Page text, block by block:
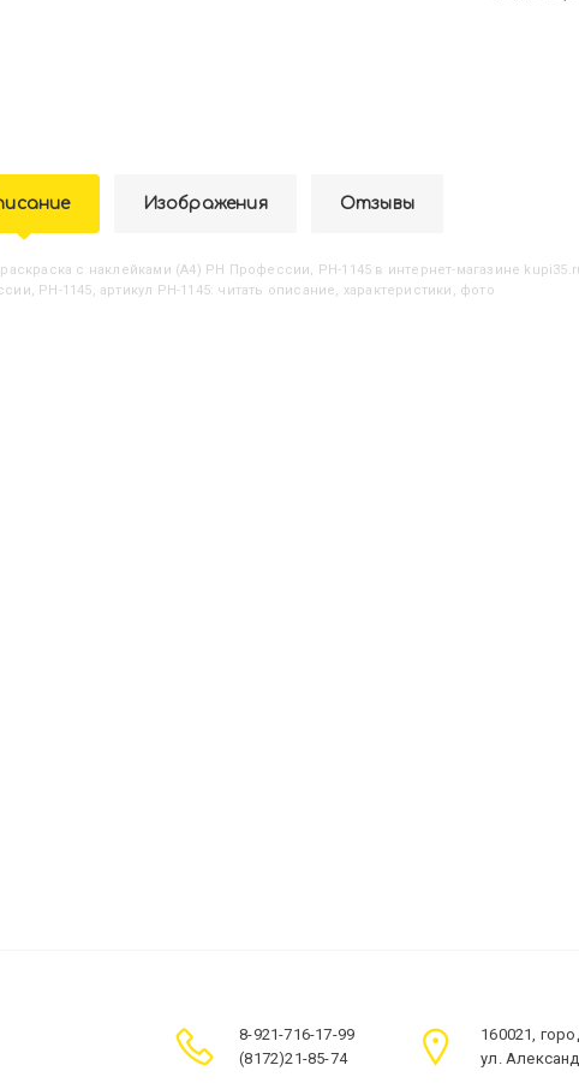
Изображения Отзывы
Раскраска с наклейками (А4) РН Профессии, РН-1145 в интернет-магазине
РН-1145, артикул РН-1145: читать описание, характеристики, фото
8-921-716-17-99
(8172)21-85-74
160021,
ул.